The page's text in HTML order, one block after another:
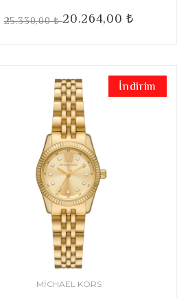
25.330,00 ₺20.264,00 ₺
İndirim
MICHAEL KORS